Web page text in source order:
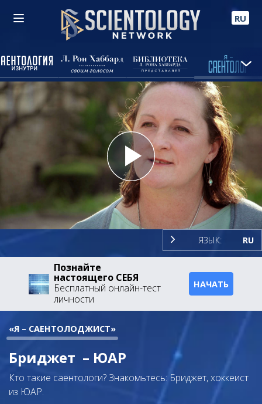
RU
Play
Video
ЯЗЫК: RU
Познайте
настоящего СЕБЯ
Бесплатный онлайн-тест
личности
НАЧАТЬ
«Я – САЕНТОЛОДЖИСТ»
Бриджет – ЮАР
Кто такие саентологи? Знакомьтесь: Бриджет, хоккеист
из ЮАР.